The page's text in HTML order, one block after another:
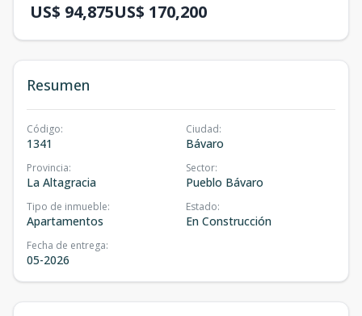
US$ 94,875US$ 170,200
Resumen
Código:
1341
Ciudad:
Bávaro
Provincia:
La Altagracia
Sector:
Pueblo Bávaro
Tipo de inmueble:
Apartamentos
Estado:
En Construcción
Fecha de entrega:
05-2026